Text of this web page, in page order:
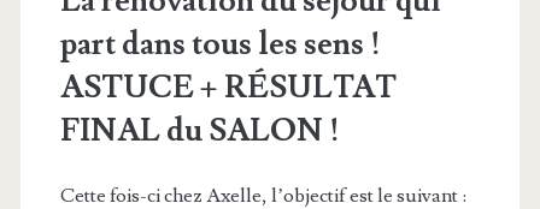
part dans tous les sens !
ASTUCE + RÉSULTAT
FINAL du SALON !
Cette fois-ci chez Axelle, l’objectif est le suivant :